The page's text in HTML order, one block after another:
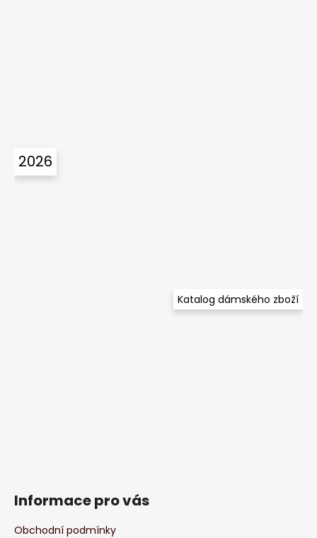
2026
Katalog dámského zboží
Informace pro vás
Obchodní podmínky